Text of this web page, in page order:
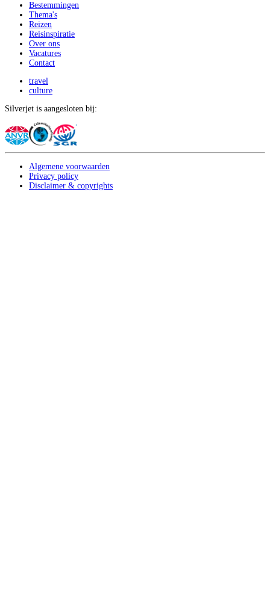
Bestemmingen
Thema's
Reizen
Reisinspiratie
Over ons
Vacatures
Contact
travel
culture
Silverjet is aangesloten bij:
Algemene voorwaarden
Privacy policy
Disclaimer & copyrights